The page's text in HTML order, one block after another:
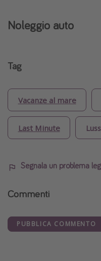
Noleggio auto
Tag
Vacanze al mare
Last Minute
Segnala un problema
Commenti
PUBBLICA COMMENTO